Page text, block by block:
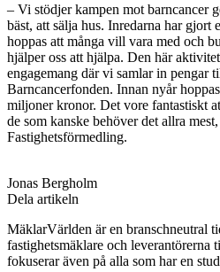
– Vi stödjer kampen mot barncancer
bäst, att sälja hus. Inredarna har gjort
hoppas att många vill vara med och
hjälper oss att hjälpa. Den här
engagemang där vi samlar in pengar
Barncancerfonden. Innan nyår
miljoner kronor. Det vore fantastiskt
de som kanske behöver det allra
Fastighetsförmedling.
Jonas Bergholm
Dela artikeln
MäklarVärlden är en branschneutral
fastighetsmäklare och leverantörerna
fokuserar även på alla som har en